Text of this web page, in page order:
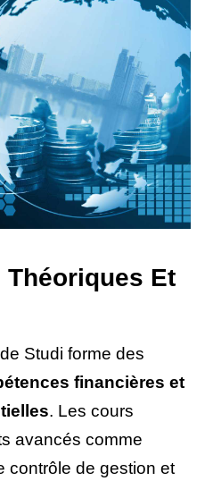
Théoriques Et
Studi forme des
financières et
. Les cours
avancés comme
contrôle de gestion et